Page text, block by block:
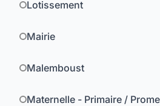
Lotissement
Mairie
Malemboust
Maternelle - Primaire /